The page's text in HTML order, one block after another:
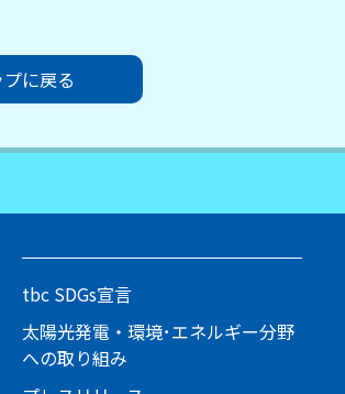
に戻る
tbc SDGs宣言
太陽光発電・環境･エネルギー分野
への取り組み